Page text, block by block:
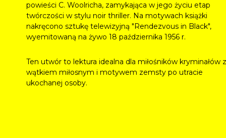
powieści C. Woolricha, zamykająca w jego życiu etap
twórczości w stylu noir thriller. Na motywach książki
nakręcono sztukę telewizyjną "Rendezvous in Black",
wyemitowaną na żywo 18 października 1956 r.
Ten utwór to lektura idealna dla miłośników kryminałów z
wątkiem miłosnym i motywem zemsty po utracie
ukochanej osoby.